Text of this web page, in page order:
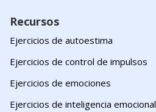
Recursos
Ejercicios de autoestima
Ejercicios de control de impulsos
Ejercicios de emociones
Ejercicios de inteligencia emocional